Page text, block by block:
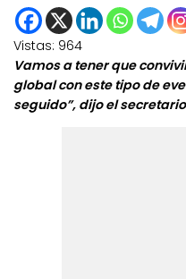
Vistas: 964
Vamos a tener que
global con este tipo de
seguido”, dijo el